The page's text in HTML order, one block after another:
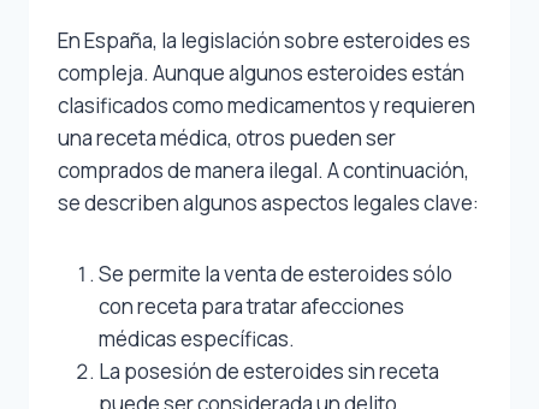
En España, la legislación sobre esteroides es
compleja. Aunque algunos esteroides están
clasificados como medicamentos y requieren
una receta médica, otros pueden ser
comprados de manera ilegal. A continuación,
se describen algunos aspectos legales clave:
Se permite la venta de esteroides sólo
con receta para tratar afecciones
médicas específicas.
La posesión de esteroides sin receta
puede ser considerada un delito.